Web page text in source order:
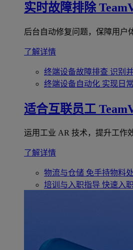
实时故障排除
后台自动修复问题，保障用户
了解详情
终端设备故障排查 识别
终端设备自动化 实现日
适合互联员工
运用工业 AR 技术，提升工作
了解详情
物流与仓储 免手持物料
培训与入职指导 快速入